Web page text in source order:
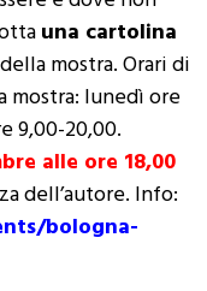
una cartolina
mostra. Orari di
mostra: lunedì ore
9,00-20,00.
alle ore 18,00
dell’autore. Info:
bologna-